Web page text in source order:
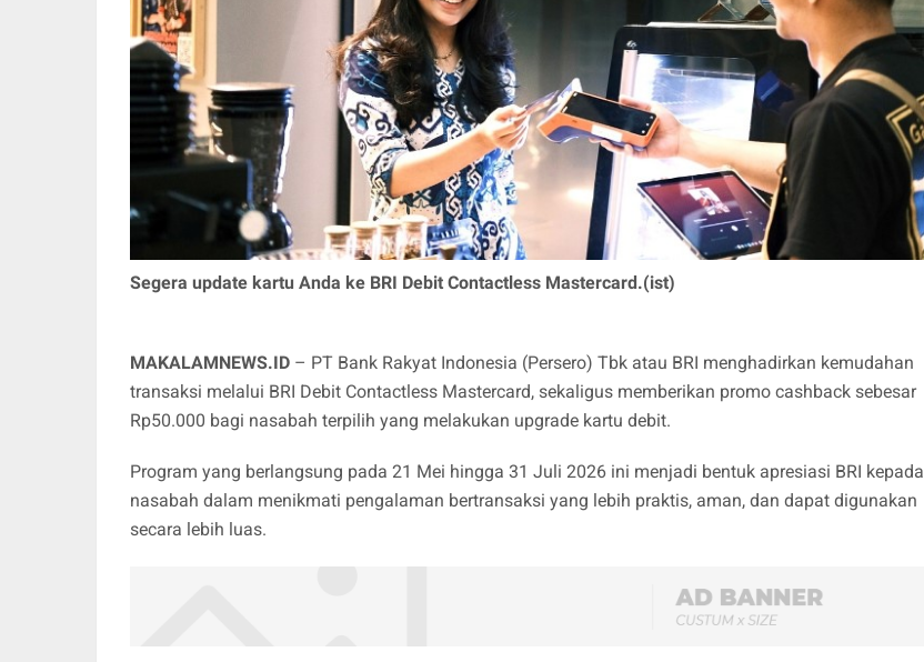
Segera update kartu Anda ke BRI Debit Contactless Mastercard.(ist)
MAKALAMNEWS.ID – PT Bank Rakyat Indonesia (Persero) Tbk atau BRI menghadirkan kemudahan
transaksi melalui BRI Debit Contactless Mastercard, sekaligus memberikan promo cashback sebesar
Rp50.000 bagi nasabah terpilih yang melakukan upgrade kartu debit.
Program yang berlangsung pada 21 Mei hingga 31 Juli 2026 ini menjadi bentuk apresiasi BRI kepada
nasabah dalam menikmati pengalaman bertransaksi yang lebih praktis, aman, dan dapat digunakan
secara lebih luas.